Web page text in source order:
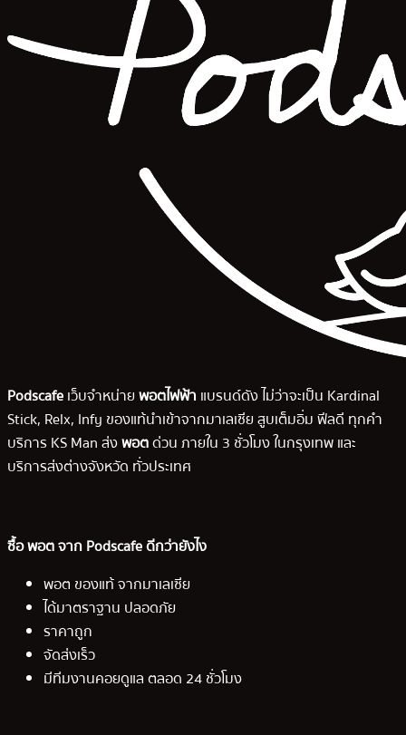
Podscafeเว็บจำหน่ายพอตไฟฟ้า แบรนด์ดัง ไม่ว่าจะเป็น Kardinal
Stick, Relx, Infy ของแท้นำเข้าจากมาเลเซีย สูบเต็มอิ่ม ฟีลดี ทุกคำ
บริการ KS Man ส่งพอตด่วน ภายใน 3 ชั่วโมง ในกรุงเทพ และ
บริการส่งต่างจังหวัด ทั่วประเทศ
ซื้อ พอต จาก Podscafe ดีกว่ายังไง
พอต ของแท้ จากมาเลเซีย
ได้มาตราฐาน ปลอดภัย
ราคาถูก
จัดส่งเร็ว
มีทีมงานคอยดูแล ตลอด 24 ชั่วโมง